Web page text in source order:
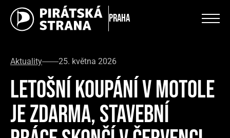
Praha
Aktuality 25. května 2026
LETOŠNÍ KOUPÁNÍ V MOTOLE
JE ZDARMA, STAVEBNÍ